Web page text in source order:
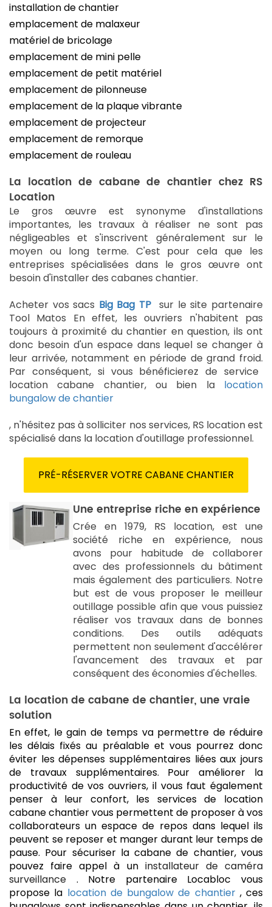
installation de chantier
emplacement de malaxeur
matériel de bricolage
emplacement de mini pelle
emplacement de petit matériel
emplacement de pilonneuse
emplacement de la plaque vibrante
emplacement de projecteur
emplacement de remorque
emplacement de rouleau
La location de cabane de chantier chez RS
Location
Le gros œuvre est synonyme d'installations
importantes, les travaux à réaliser ne sont pas
négligeables et s'inscrivent généralement sur le
moyen ou long terme. C'est pour cela que les
entreprises spécialisées dans le gros œuvre ont
besoin d'installer des cabanes chantier.
Acheter vos sacs Big Bag TP sur le site partenaire
Tool Matos
En effet, les ouvriers n'habitent pas
toujours à proximité du chantier en question, ils ont
donc besoin d'un espace dans lequel se changer à
leur arrivée, notamment en période de grand froid.
Par conséquent, si vous bénéficierez de service
location cabane chantier, ou bien la
location
bungalow de chantier
, n'hésitez pas à solliciter nos services, RS location est
spécialisé dans la location d'outillage professionnel.
PRÉ-RÉSERVER VOTRE CABANE CHANTIER
Une entreprise riche en expérience
Crée en 1979, RS location, est une
société riche en expérience, nous
avons pour habitude de collaborer
avec des professionnels du bâtiment
mais également des particuliers. Notre
but est de vous proposer le meilleur
outillage possible afin que vous puissiez
réaliser vos travaux dans de bonnes
conditions. Des outils adéquats
permettent non seulement d'accélérer
l'avancement des travaux et par
conséquent des économies d'échelles.
La location de cabane de chantier, une vraie
solution
En effet, le gain de temps va permettre de réduire
les délais fixés au préalable et vous pourrez donc
éviter les dépenses supplémentaires liées aux jours
de travaux supplémentaires. Pour améliorer la
productivité de vos ouvriers, il vous faut également
penser à leur confort, les services de location
cabane chantier vous permettent de proposer à vos
collaborateurs un espace de repos dans lequel ils
peuvent se reposer et manger durant leur temps de
pause. Pour sécuriser la cabane de chantier, vous
pouvez faire appel à un installateur de caméra
surveillance . Notre partenaire Locabloc vous
propose la location de bungalow de chantier , ces